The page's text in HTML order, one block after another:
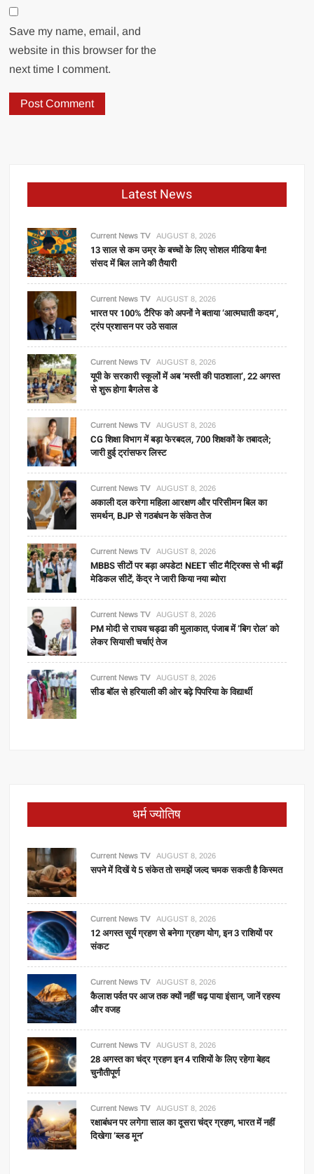
Save my name, email, and
website in this browser for the
next time I comment.
Latest News
Current News TV AUGUST 8, 2026
13 साल से कम उम्र के बच्चों के लिए सोशल मीडिया बैन!
संसद में बिल लाने की तैयारी
Current News TV AUGUST 8, 2026
भारत पर 100% टैरिफ को अपनों ने बताया ‘आत्मघाती कदम’,
ट्रंप प्रशासन पर उठे सवाल
Current News TV AUGUST 8, 2026
यूपी के सरकारी स्कूलों में अब ‘मस्ती की पाठशाला’, 22 अगस्त
से शुरू होगा बैगलेस डे
Current News TV AUGUST 8, 2026
CG शिक्षा विभाग में बड़ा फेरबदल, 700 शिक्षकों के तबादले;
जारी हुई ट्रांसफर लिस्ट
Current News TV AUGUST 8, 2026
अकाली दल करेगा महिला आरक्षण और परिसीमन बिल का
समर्थन, BJP से गठबंधन के संकेत तेज
Current News TV AUGUST 8, 2026
MBBS सीटों पर बड़ा अपडेट! NEET सीट मैट्रिक्स से भी बढ़ीं
मेडिकल सीटें, केंद्र ने जारी किया नया ब्योरा
Current News TV AUGUST 8, 2026
PM मोदी से राघव चड्ढा की मुलाकात, पंजाब में ‘बिग रोल’ को
लेकर सियासी चर्चाएं तेज
Current News TV AUGUST 8, 2026
सीड बॉल से हरियाली की ओर बढ़े पिपरिया के विद्यार्थी
धर्म ज्योतिष
Current News TV AUGUST 8, 2026
सपने में दिखें ये 5 संकेत तो समझें जल्द चमक सकती है किस्मत
Current News TV AUGUST 8, 2026
12 अगस्त सूर्य ग्रहण से बनेगा ग्रहण योग, इन 3 राशियों पर
संकट
Current News TV AUGUST 8, 2026
कैलाश पर्वत पर आज तक क्यों नहीं चढ़ पाया इंसान, जानें रहस्य
और वजह
Current News TV AUGUST 8, 2026
28 अगस्त का चंद्र ग्रहण इन 4 राशियों के लिए रहेगा बेहद
चुनौतीपूर्ण
Current News TV AUGUST 8, 2026
रक्षाबंधन पर लगेगा साल का दूसरा चंद्र ग्रहण, भारत में नहीं
दिखेगा ‘ब्लड मून’